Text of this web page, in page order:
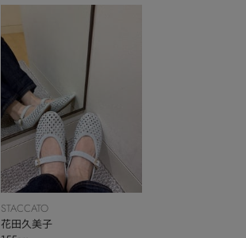
STACCATO
花田久美子